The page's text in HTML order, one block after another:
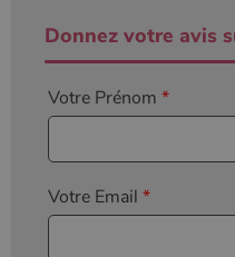
Donnez votre avis
Votre Prénom *
Votre Email *